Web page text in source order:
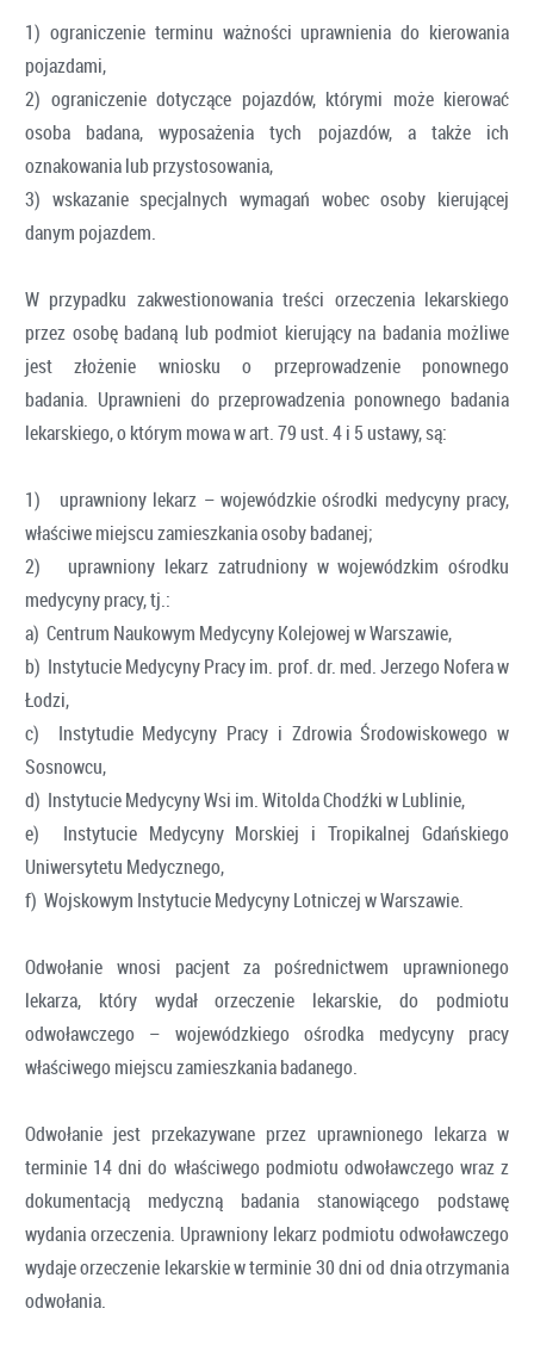
1) ograniczenie terminu ważności uprawnienia do kierowania
pojazdami,
2) ograniczenie dotyczące pojazdów, którymi może kierować
osoba badana, wyposażenia tych pojazdów, a także ich
oznakowania lub przystosowania,
3) wskazanie specjalnych wymagań wobec osoby kierującej
danym pojazdem.
W przypadku zakwestionowania treści orzeczenia lekarskiego
przez osobę badaną lub podmiot kierujący na badania możliwe
jest złożenie wniosku o przeprowadzenie ponownego
badania. Uprawnieni do przeprowadzenia ponownego badania
lekarskiego, o którym mowa w art. 79 ust. 4 i 5 ustawy, są:
1) uprawniony lekarz – wojewódzkie ośrodki medycyny pracy,
właściwe miejscu zamieszkania osoby badanej;
2) uprawniony lekarz zatrudniony w wojewódzkim ośrodku
medycyny pracy, tj.:
a) Centrum Naukowym Medycyny Kolejowej w Warszawie,
b) Instytucie Medycyny Pracy im. prof. dr. med. Jerzego Nofera w
Łodzi,
c) Instytudie Medycyny Pracy i Zdrowia Środowiskowego w
Sosnowcu,
d) Instytucie Medycyny Wsi im. Witolda Chodźki w Lublinie,
e) Instytucie Medycyny Morskiej i Tropikalnej Gdańskiego
Uniwersytetu Medycznego,
f) Wojskowym Instytucie Medycyny Lotniczej w Warszawie.
Odwołanie wnosi pacjent za pośrednictwem uprawnionego
lekarza, który wydał orzeczenie lekarskie, do podmiotu
odwoławczego – wojewódzkiego ośrodka medycyny pracy
właściwego miejscu zamieszkania badanego.
Odwołanie jest przekazywane przez uprawnionego lekarza w
terminie 14 dni do właściwego podmiotu odwoławczego wraz z
dokumentacją medyczną badania stanowiącego podstawę
wydania orzeczenia. Uprawniony lekarz podmiotu odwoławczego
wydaje orzeczenie lekarskie w terminie 30 dni od dnia otrzymania
odwołania.